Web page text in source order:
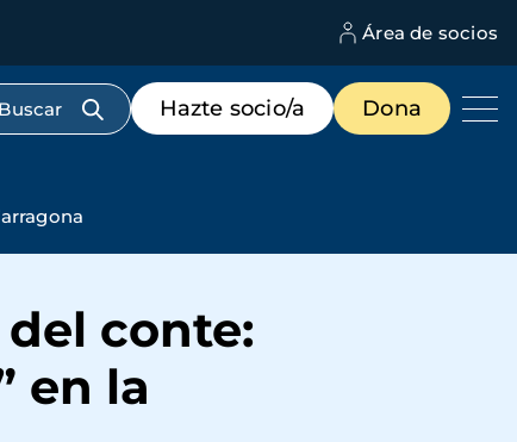
Área de socios
Menú
de
destacados
Hazte socio/a Dona
del conte:
en la